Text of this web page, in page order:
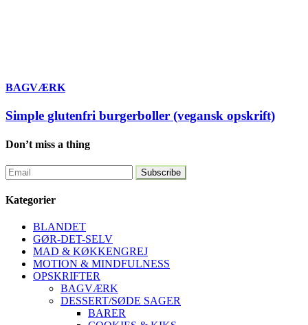
BAGVÆRK
Simple glutenfri burgerboller (vegansk opskrift)
Don’t miss a thing
Kategorier
BLANDET
GØR-DET-SELV
MAD & KØKKENGREJ
MOTION & MINDFULNESS
OPSKRIFTER
BAGVÆRK
DESSERT/SØDE SAGER
BARER